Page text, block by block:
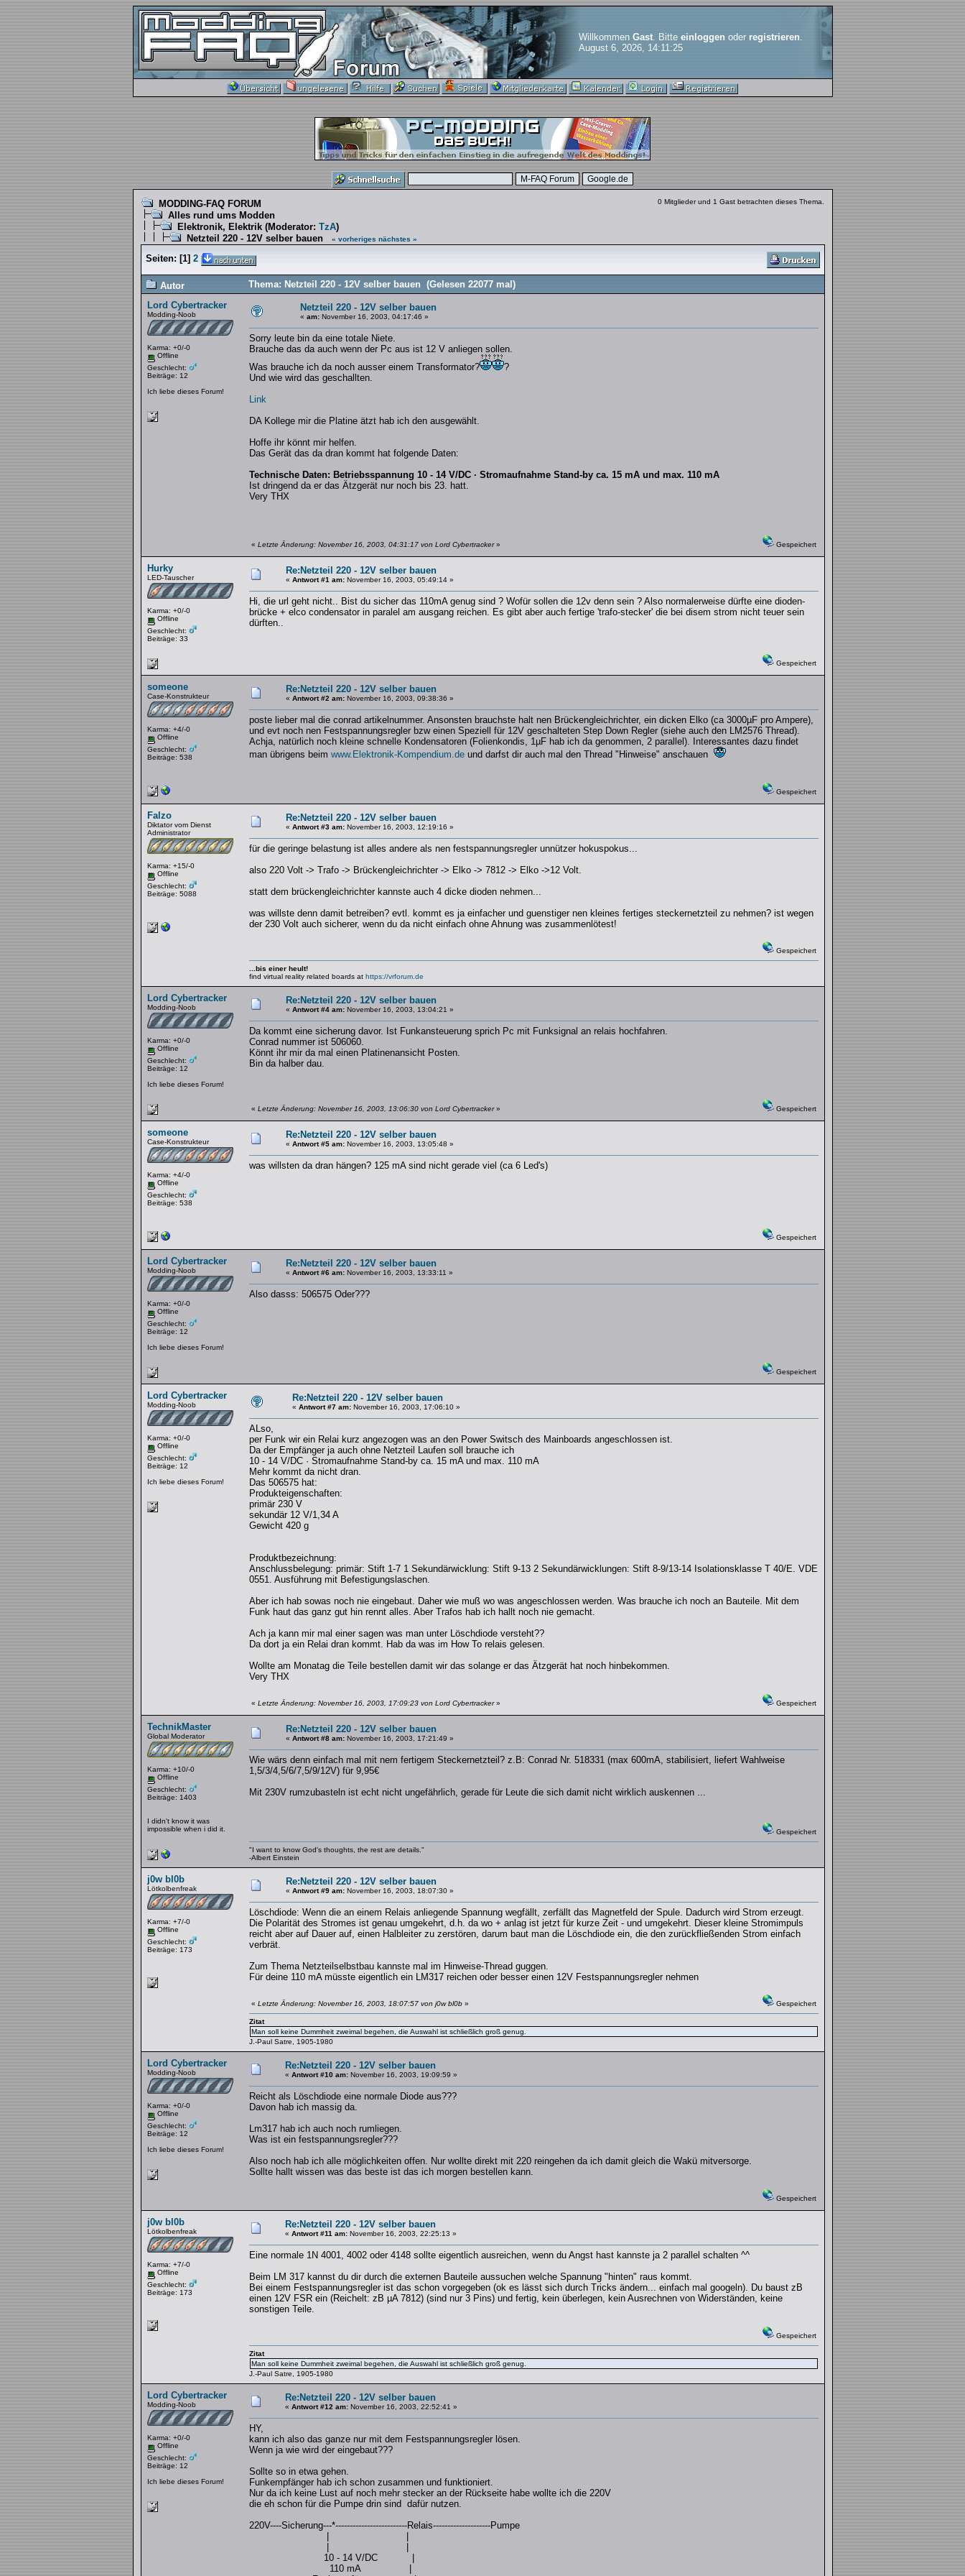
Willkommen Gast. Bitte einloggenoder registrieren.
August 6, 2026, 14:11:25
MODDING-FAQ FORUM
Alles rund ums Modden
Elektronik, Elektrik(Moderator: TzA)
Netzteil 220 - 12V selber bauen
« vorheriges nächstes »
0 Mitglieder und 1 Gast betrachten dieses Thema.
Seiten: [1] 2
Autor
Thema: Netzteil 220 - 12V selber bauen (Gelesen 22077 mal)
Lord Cybertracker
Modding-Noob
Karma: +0/-0
Offline
Geschlecht:
Beiträge: 12
Ich liebe dieses Forum!
Netzteil 220 - 12V selber bauen
« am:November 16, 2003, 04:17:46 »
Sorry leute bin da eine totale Niete.
Brauche das da auch wenn der Pc aus ist 12 V anliegen sollen.
Was brauche ich da noch ausser einem Transformator?
?
Und wie wird das geschallten.
Link
DA Kollege mir die Platine ätzt hab ich den ausgewählt.
Hoffe ihr könnt mir helfen.
Das Gerät das da dran kommt hat folgende Daten:
Technische Daten: Betriebsspannung 10 - 14 V/DC · Stromaufnahme Stand-by ca. 15 mA und max. 110 mA
Ist dringend da er das Ätzgerät nur noch bis 23. hatt.
Very THX
« Letzte Änderung: November 16, 2003, 04:31:17 von Lord Cybertracker» Gespeichert
Hurky
LED-Tauscher
Karma: +0/-0
Offline
Geschlecht:
Beiträge: 33
Re:Netzteil 220 - 12V selber bauen
« Antwort #1 am:November 16, 2003, 05:49:14 »
Hi, die url geht nicht.. Bist du sicher das 110mA genug sind ? Wofür sollen die 12v denn sein ? Also normalerweise dürfte eine dioden-
brücke + elco condensator in paralel am ausgang reichen. Es gibt aber auch fertige 'trafo-stecker' die bei disem strom nicht teuer sein
dürften..
Gespeichert
someone
Case-Konstrukteur
Karma: +4/-0
Offline
Geschlecht:
Beiträge: 538
Re:Netzteil 220 - 12V selber bauen
« Antwort #2 am:November 16, 2003, 09:38:36 »
poste lieber mal die conrad artikelnummer. Ansonsten brauchste halt nen Brückengleichrichter, ein dicken Elko (ca 3000µF pro Ampere),
und evt noch nen Festspannungsregler bzw einen Speziell für 12V geschalteten Step Down Regler (siehe auch den LM2576 Thread).
Achja, natürlich noch kleine schnelle Kondensatoren (Folienkondis, 1µF hab ich da genommen, 2 parallel). Interessantes dazu findet
man übrigens beim www.Elektronik-Kompendium.deund darfst dir auch mal den Thread "Hinweise" anschauen
Gespeichert
Falzo
Diktator vom Dienst
Administrator
Karma: +15/-0
Offline
Geschlecht:
Beiträge: 5088
Re:Netzteil 220 - 12V selber bauen
« Antwort #3 am:November 16, 2003, 12:19:16 »
für die geringe belastung ist alles andere als nen festspannungsregler unnützer hokuspokus...
also 220 Volt -> Trafo -> Brückengleichrichter -> Elko -> 7812 -> Elko ->12 Volt.
statt dem brückengleichrichter kannste auch 4 dicke dioden nehmen...
was willste denn damit betreiben? evtl. kommt es ja einfacher und guenstiger nen kleines fertiges steckernetzteil zu nehmen? ist wegen
der 230 Volt auch sicherer, wenn du da nicht einfach ohne Ahnung was zusammenlötest!
Gespeichert
...bis einer heult!
find virtual reality related boards at https://vrforum.de
Lord Cybertracker
Modding-Noob
Karma: +0/-0
Offline
Geschlecht:
Beiträge: 12
Ich liebe dieses Forum!
Re:Netzteil 220 - 12V selber bauen
« Antwort #4 am:November 16, 2003, 13:04:21 »
Da kommt eine sicherung davor. Ist Funkansteuerung sprich Pc mit Funksignal an relais hochfahren.
Conrad nummer ist 506060.
Könnt ihr mir da mal einen Platinenansicht Posten.
Bin da halber dau.
« Letzte Änderung: November 16, 2003, 13:06:30 von Lord Cybertracker» Gespeichert
someone
Case-Konstrukteur
Karma: +4/-0
Offline
Geschlecht:
Beiträge: 538
Re:Netzteil 220 - 12V selber bauen
« Antwort #5 am:November 16, 2003, 13:05:48 »
was willsten da dran hängen? 125 mA sind nicht gerade viel (ca 6 Led's)
Gespeichert
Lord Cybertracker
Modding-Noob
Karma: +0/-0
Offline
Geschlecht:
Beiträge: 12
Ich liebe dieses Forum!
Re:Netzteil 220 - 12V selber bauen
« Antwort #6 am:November 16, 2003, 13:33:11 »
Also dasss: 506575 Oder???
Gespeichert
Lord Cybertracker
Modding-Noob
Karma: +0/-0
Offline
Geschlecht:
Beiträge: 12
Ich liebe dieses Forum!
Re:Netzteil 220 - 12V selber bauen
« Antwort #7 am:November 16, 2003, 17:06:10 »
ALso,
per Funk wir ein Relai kurz angezogen was an den Power Switsch des Mainboards angeschlossen ist.
Da der Empfänger ja auch ohne Netzteil Laufen soll brauche ich
10 - 14 V/DC · Stromaufnahme Stand-by ca. 15 mA und max. 110 mA
Mehr kommt da nicht dran.
Das 506575 hat:
Produkteigenschaften:
primär 230 V
sekundär 12 V/1,34 A
Gewicht 420 g
Produktbezeichnung:
Anschlussbelegung: primär: Stift 1-7 1 Sekundärwicklung: Stift 9-13 2 Sekundärwicklungen: Stift 8-9/13-14 Isolationsklasse T 40/E. VDE
0551. Ausführung mit Befestigungslaschen.
Aber ich hab sowas noch nie eingebaut. Daher wie muß wo was angeschlossen werden. Was brauche ich noch an Bauteile. Mit dem
Funk haut das ganz gut hin rennt alles. Aber Trafos hab ich hallt noch nie gemacht.
Ach ja kann mir mal einer sagen was man unter Löschdiode versteht??
Da dort ja ein Relai dran kommt. Hab da was im How To relais gelesen.
Wollte am Monatag die Teile bestellen damit wir das solange er das Ätzgerät hat noch hinbekommen.
Very THX
« Letzte Änderung: November 16, 2003, 17:09:23 von Lord Cybertracker» Gespeichert
TechnikMaster
Global Moderator
Karma: +10/-0
Offline
Geschlecht:
Beiträge: 1403
I didn't know it was
impossible when i did it.
Re:Netzteil 220 - 12V selber bauen
« Antwort #8 am:November 16, 2003, 17:21:49 »
Wie wärs denn einfach mal mit nem fertigem Steckernetzteil? z.B: Conrad Nr. 518331 (max 600mA, stabilisiert, liefert Wahlweise
1,5/3/4,5/6/7,5/9/12V) für 9,95€
Mit 230V rumzubasteln ist echt nicht ungefährlich, gerade für Leute die sich damit nicht wirklich auskennen ...
Gespeichert
"I want to know God's thoughts, the rest are details."
-Albert Einstein
j0w bl0b
Lötkolbenfreak
Karma: +7/-0
Offline
Geschlecht:
Beiträge: 173
Re:Netzteil 220 - 12V selber bauen
« Antwort #9 am:November 16, 2003, 18:07:30 »
Löschdiode: Wenn die an einem Relais anliegende Spannung wegfällt, zerfällt das Magnetfeld der Spule. Dadurch wird Strom erzeugt.
Die Polarität des Stromes ist genau umgekehrt, d.h. da wo + anlag ist jetzt für kurze Zeit - und umgekehrt. Dieser kleine Stromimpuls
reicht aber auf Dauer auf, einen Halbleiter zu zerstören, darum baut man die Löschdiode ein, die den zurückfließenden Strom einfach
verbrät.
Zum Thema Netzteilselbstbau kannste mal im Hinweise-Thread guggen.
Für deine 110 mA müsste eigentlich ein LM317 reichen oder besser einen 12V Festspannungsregler nehmen
« Letzte Änderung: November 16, 2003, 18:07:57 von j0w bl0b» Gespeichert
Zitat
Man soll keine Dummheit zweimal begehen, die Auswahl ist schließlich groß genug.
J.-Paul Satre, 1905-1980
Lord Cybertracker
Modding-Noob
Karma: +0/-0
Offline
Geschlecht:
Beiträge: 12
Ich liebe dieses Forum!
Re:Netzteil 220 - 12V selber bauen
« Antwort #10 am:November 16, 2003, 19:09:59 »
Reicht als Löschdiode eine normale Diode aus???
Davon hab ich massig da.
Lm317 hab ich auch noch rumliegen.
Was ist ein festspannungsregler???
Also noch hab ich alle möglichkeiten offen. Nur wollte direkt mit 220 reingehen da ich damit gleich die Wakü mitversorge.
Sollte hallt wissen was das beste ist das ich morgen bestellen kann.
Gespeichert
j0w bl0b
Lötkolbenfreak
Karma: +7/-0
Offline
Geschlecht:
Beiträge: 173
Re:Netzteil 220 - 12V selber bauen
« Antwort #11 am:November 16, 2003, 22:25:13 »
Eine normale 1N 4001, 4002 oder 4148 sollte eigentlich ausreichen, wenn du Angst hast kannste ja 2 parallel schalten ^^
Beim LM 317 kannst du dir durch die externen Bauteile aussuchen welche Spannung "hinten" raus kommt.
Bei einem Festspannungsregler ist das schon vorgegeben (ok es lässt sich durch Tricks ändern... einfach mal googeln). Du baust zB
einen 12V FSR ein (Reichelt: zB µA 7812) (sind nur 3 Pins) und fertig, kein überlegen, kein Ausrechnen von Widerständen, keine
sonstigen Teile.
Gespeichert
Zitat
Man soll keine Dummheit zweimal begehen, die Auswahl ist schließlich groß genug.
J.-Paul Satre, 1905-1980
Lord Cybertracker
Modding-Noob
Karma: +0/-0
Offline
Geschlecht:
Beiträge: 12
Ich liebe dieses Forum!
Re:Netzteil 220 - 12V selber bauen
« Antwort #12 am:November 16, 2003, 22:52:41 »
HY,
kann ich also das ganze nur mit dem Festspannungsregler lösen.
Wenn ja wie wird der eingebaut???
Sollte so in etwa gehen.
Funkempfänger hab ich schon zusammen und funktioniert.
Nur da ich keine Lust auf noch mehr stecker an der Rückseite habe wollte ich die 220V
die eh schon für die Pumpe drin sind dafür nutzen.
220V----Sicherung---*-------------------------Relais--------------------Pumpe
10 - 14 V/DC |
110 mA |